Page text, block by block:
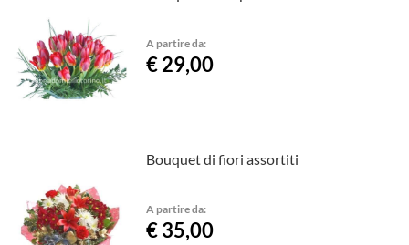
A partire da:
€ 29,00
Bouquet di fiori assortiti
A partire da:
€ 35,00